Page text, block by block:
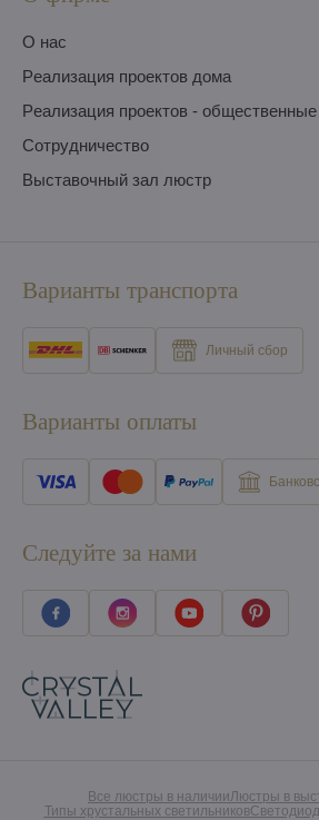
O нас
Pеализация проектов дома
Pеализация проектов - общественные
Сотрудничество
Выставочный зал люстр
Варианты транспорта
Личный сбор
Варианты оплаты
Следуйте за нами
Все люстры в наличииЛюстры в
Типы хрустальных светильников